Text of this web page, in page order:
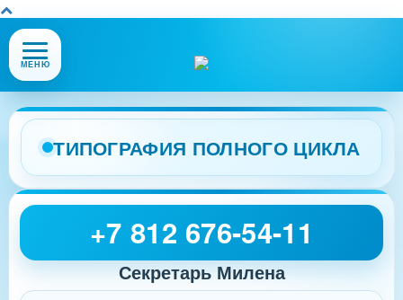
Открыть
или
меню
сайта
МЕНЮ
ТИПОГРАФИЯ ПОЛНОГО ЦИКЛА
+7 812 676-54-11
Секретарь Милена